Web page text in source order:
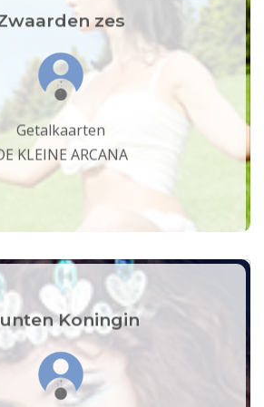
zes
Getalkaarten
KLEINE ARCANA
Koningin